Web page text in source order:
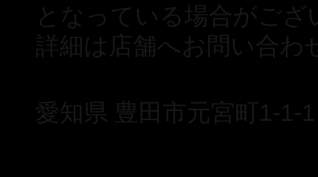
となっている場合がござ
詳細は店舗へお問い合わ
愛知県 豊田市元宮町1-1-1